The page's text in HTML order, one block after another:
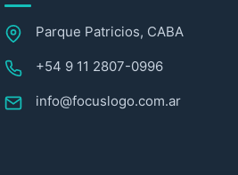
Parque Patricios, CABA
+54 9 11 2807-0996
info@focuslogo.com.ar